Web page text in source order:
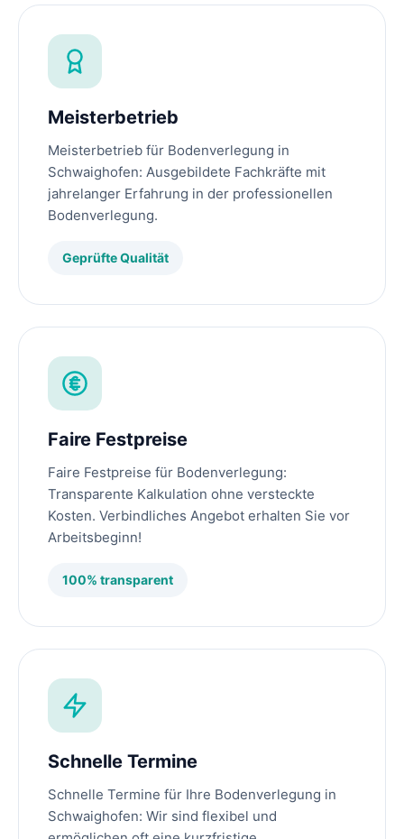
Meisterbetrieb
Meisterbetrieb für Bodenverlegung in
Schwaighofen: Ausgebildete Fachkräfte mit
jahrelanger Erfahrung in der professionellen
Bodenverlegung.
Geprüfte Qualität
Faire Festpreise
Faire Festpreise für Bodenverlegung:
Transparente Kalkulation ohne versteckte
Kosten. Verbindliches Angebot erhalten Sie vor
Arbeitsbeginn!
100% transparent
Schnelle Termine
Schnelle Termine für Ihre Bodenverlegung in
Schwaighofen: Wir sind flexibel und